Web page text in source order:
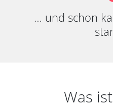
… und schon
Was